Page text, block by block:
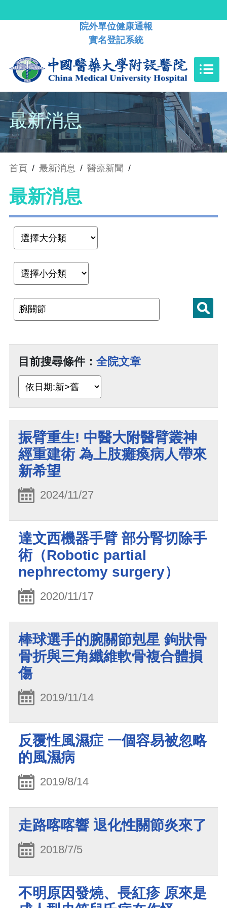
院外單位健康通報
實名登記系統
最新消息
首頁 / 最新消息 / 醫療新聞 /
最新消息
目前搜尋條件： 全院文章
振臂重生! 中醫大附醫臂叢神
經重建術 為上肢癱瘓病人帶來
新希望
2024/11/27
達文西機器手臂 部分腎切除手
術（Robotic partial
nephrectomy surgery）
2020/11/17
棒球選手的腕關節剋星 鉤狀骨
骨折與三角纖維軟骨複合體損
傷
2019/11/14
反覆性風濕症 一個容易被忽略
的風濕病
2019/8/14
走路喀喀響 退化性關節炎來了
2018/7/5
不明原因發燒、長紅疹 原來是